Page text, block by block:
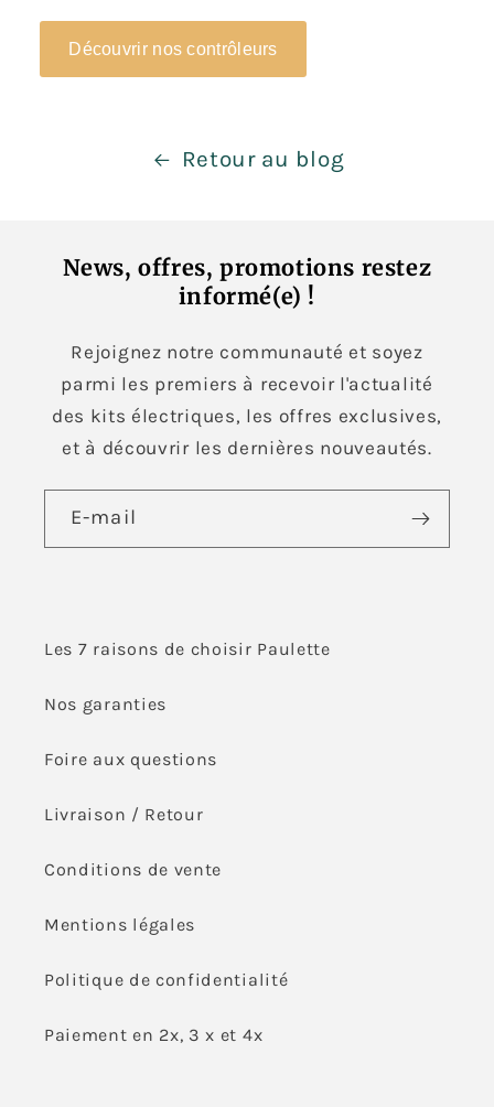
Retour au blog
News, offres, promotions restez
informé(e) !
Rejoignez notre communauté et soyez
parmi les premiers à recevoir l'actualité
des kits électriques, les offres exclusives,
et à découvrir les dernières nouveautés.
E-mail
Les 7 raisons de choisir Paulette
Nos garanties
Foire aux questions
Livraison / Retour
Conditions de vente
Mentions légales
Politique de confidentialité
Paiement en 2x, 3 x et 4x